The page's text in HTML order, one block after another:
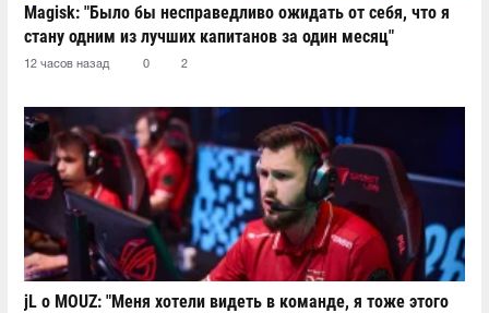
Magisk: "Было бы несправедливо ожидать от себя, что я
стану одним из лучших капитанов за один месяц"
12 часов назад 0 2
jL о MOUZ: "Меня хотели видеть в команде, я тоже этого